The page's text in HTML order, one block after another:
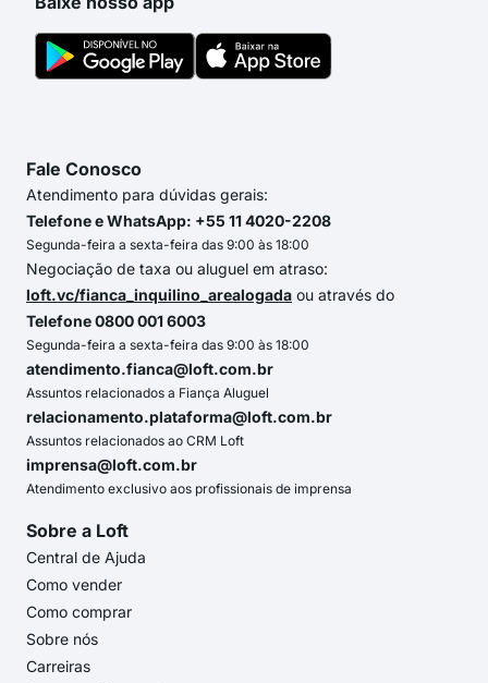
Fale Conosco
Atendimento para dúvidas gerais:
Telefone e WhatsApp: +55 11 4020-2208
Segunda-feira a sexta-feira das 9:00 às 18:00
Negociação de taxa ou aluguel em atraso:
loft.vc/fianca_inquilino_arealogada ou através do
Telefone 0800 001 6003
Segunda-feira a sexta-feira das 9:00 às 18:00
atendimento.fianca@loft.com.br
Assuntos relacionados a Fiança Aluguel
relacionamento.plataforma@loft.com.br
Assuntos relacionados ao CRM Loft
imprensa@loft.com.br
Atendimento exclusivo aos profissionais de imprensa
Sobre a Loft
Central de Ajuda
Como vender
Como comprar
Sobre nós
Carreiras